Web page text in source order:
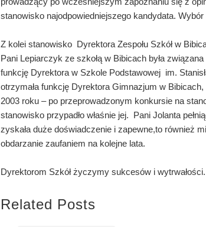
stanowisko najodpowiedniejszego kandydata. Wybór
Z kolei stanowisko Dyrektora Zespołu Szkół w
Pani Lepiarczyk ze szkołą w Bibicach była
funkcję Dyrektora w Szkole Podstawowej im.
otrzymała funkcję Dyrektora Gimnazjum w
2003 roku – po przeprowadzonym konkursie na
stanowisko przypadło właśnie jej. Pani Jolanta
zyskała duże doświadczenie i zapewne,to również
obdarzanie zaufaniem na kolejne lata.
Dyrektorom Szkół życzymy sukcesów i wytrwałości.
Related Posts